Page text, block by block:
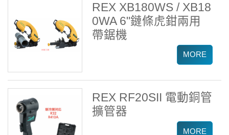
REX XB180WS / XB18
0WA 6"鏈條虎鉗兩用
帶鋸機
REX RF20SII 電動銅管
擴管器